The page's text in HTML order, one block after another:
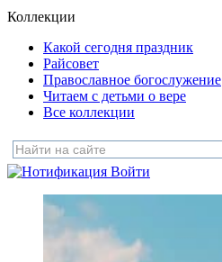
Коллекции
Какой сегодня праздник
Райсовет
Православное богослужение
Читаем с детьми о вере
Все коллекции
Войти